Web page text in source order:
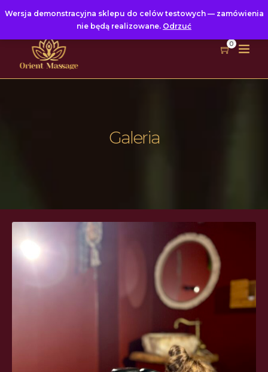
0
Galeria
Wersja demonstracyjna sklepu do celów testowych — zamówienia
nie będą realizowane. Odrzuć